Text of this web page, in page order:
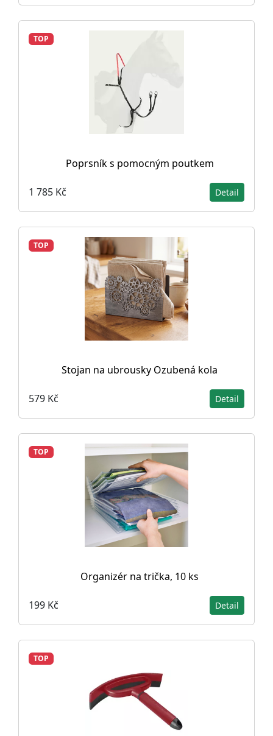
TOP
Poprsník s pomocným poutkem
1 785 Kč Detail
TOP
Stojan na ubrousky Ozubená kola
579 Kč Detail
TOP
Organizér na trička, 10 ks
199 Kč Detail
TOP